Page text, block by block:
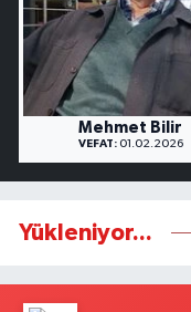
Mehmet Bilir
VEFAT:01.02.2026
Yükleniyor...